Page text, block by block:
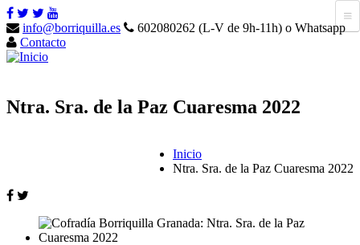
info@borriquilla.es
602080262 (L-V de 9h-11h) o Whatsapp
Contacto
Ntra. Sra. de la Paz Cuaresma 2022
Inicio
Ntra. Sra. de la Paz Cuaresma 2022